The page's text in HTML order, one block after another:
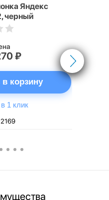
Яндекс
черный
₽
корзину
1 клик
2169